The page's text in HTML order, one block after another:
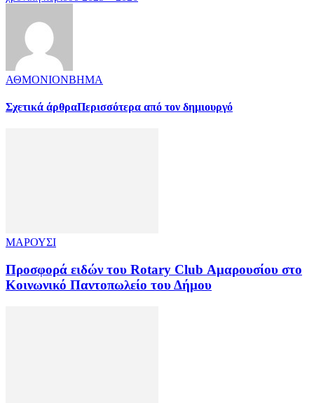
ΑΘΜΟΝΙΟΝΒΗΜΑ
Σχετικά άρθραΠερισσότερα από τον δημιουργό
ΜΑΡΟΥΣΙ
Προσφορά ειδών του Rotary Club Αμαρουσίου στο
Κοινωνικό Παντοπωλείο του Δήμου